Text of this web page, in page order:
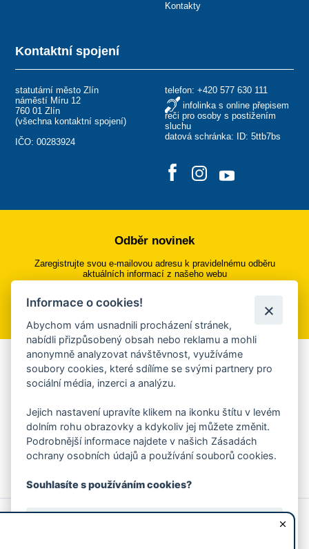
Kontaktní spojení
statutární město Zlín
náměstí Míru 12
760 01 Zlín
(všechna kontaktní spojení)
IČO: 00283924
telefon: +420 577 630 111
infolinka s online přepisem
řeči pro osoby s postižením
sluchu
datová schránka: ID: 5ttb7bs
Kontakty
Odběr novinek
Zaregistrujte svou e-mailovou adresu k pravidelnému odběru
aktuálních informací z našeho webu
Přihlásit se k odběru
Aplikace Mobilní rozhlas
Chcete dostávat do svého mobilu či mailu upozornění na
ankety, pozvánky na kulturní a sportovní akce?
Více informací o aplikaci
© 2026 Magistrát města Zlína
Prohlášení o používání cookies
Informace o cookies!
Abychom vám usnadnili procházení stránek,
nabídli přizpůsobený obsah nebo reklamu a mohli
anonymně analyzovat návštěvnost, využíváme
soubory cookies, které sdílíme se svými partnery pro
sociální média, inzerci a analýzu.
Jejich nastavení upravíte klikem na ikonku štítu v levém
dolním rohu obrazovky a kdykoliv jej můžete změnit.
Podrobnější informace najdete v našich Zásadách
ochrany osobních údajů a používání souborů cookies.
Souhlasíte s používáním cookies?